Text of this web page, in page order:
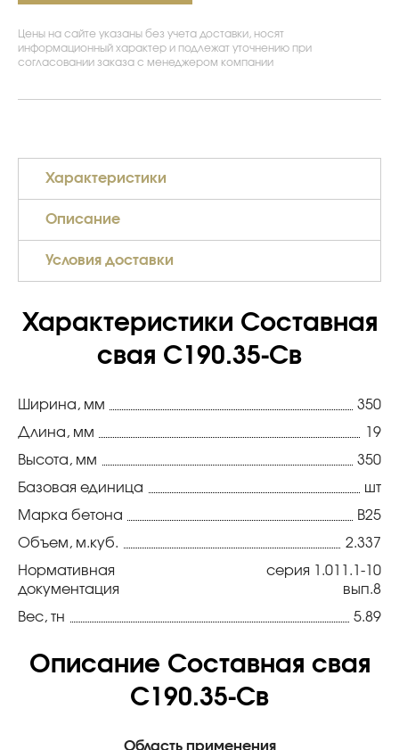
Цены на сайте указаны без учета доставки, носят
информационный характер и подлежат уточнению при
согласовании заказа с менеджером компании
Характеристики
Описание
Условия доставки
Характеристики Составная
свая С190.35-Св
Ширина, мм
350
Длина, мм
19
Высота, мм
350
Базовая единица
шт
Марка бетона
В25
Объем, м.куб.
2.337
Нормативная
документация
серия 1.011.1-10
вып.8
Вес, тн
5.89
Описание Составная свая
С190.35-Св
Область применения